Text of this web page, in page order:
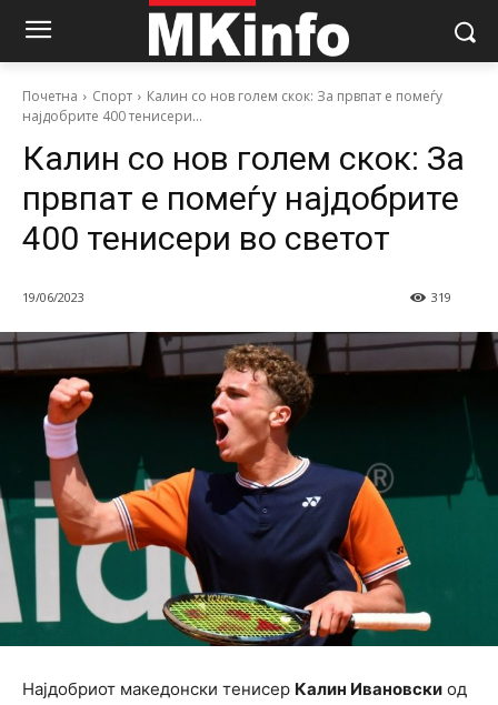
Почетна Спорт
Калин со нов голем скок: За првпат е помеѓу
најдобрите 400 тенисери...
Калин со нов голем скок: За
првпат е помеѓу најдобрите
400 тенисери во светот
19/06/2023 319
Најдобриот македонски тенисер Калин Ивановски од